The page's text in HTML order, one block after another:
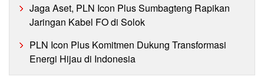
Jaga Aset, PLN Icon Plus Sumbagteng Rapikan
Jaringan Kabel FO di Solok
PLN Icon Plus Komitmen Dukung Transformasi
Energi Hijau di Indonesia